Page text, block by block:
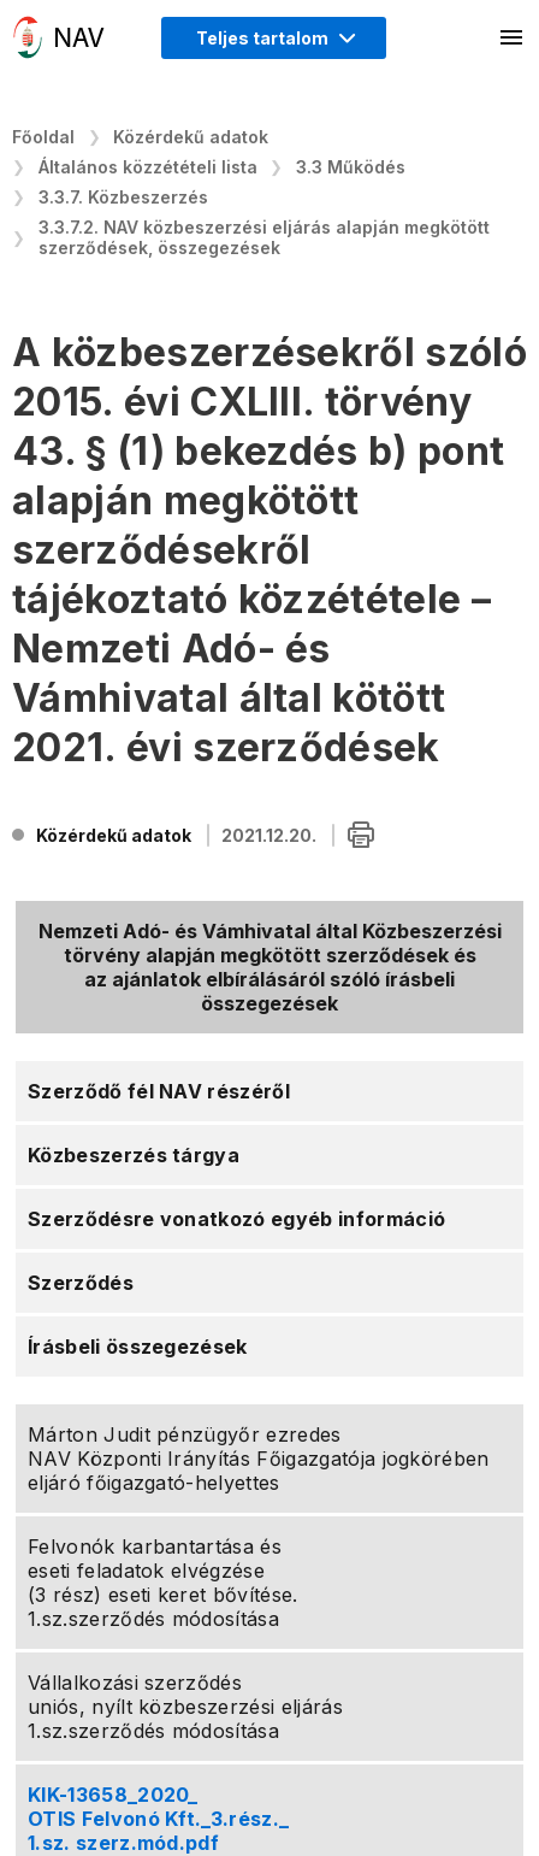
Teljes tartalom
Főoldal
Közérdekű adatok
Általános közzétételi lista
3.3 Működés
3.3.7. Közbeszerzés
3.3.7.2. NAV közbeszerzési eljárás alapján megkötött
szerződések, összegezések
A közbeszerzésekről szóló
2015. évi CXLIII. törvény
43. § (1) bekezdés b) pont
alapján megkötött
szerződésekről
tájékoztató közzététele –
Nemzeti Adó- és
Vámhivatal által kötött
2021. évi szerződések
Közérdekű adatok 2021.12.20.
Nemzeti Adó- és Vámhivatal által Közbeszerzési
törvény alapján megkötött szerződések és
az ajánlatok elbírálásáról szóló írásbeli
összegezések
Szerződő fél NAV részéről
Közbeszerzés tárgya
Szerződésre vonatkozó egyéb információ
Szerződés
Írásbeli összegezések
Márton Judit pénzügyőr ezredes
NAV Központi Irányítás Főigazgatója jogkörében
eljáró főigazgató-helyettes
Felvonók karbantartása és
eseti feladatok elvégzése
(3 rész) eseti keret bővítése.
1.sz.szerződés módosítása
Vállalkozási szerződés
uniós, nyílt közbeszerzési eljárás
1.sz.szerződés módosítása
KIK-13658_2020_
OTIS Felvonó Kft._3.rész._
1.sz. szerz.mód.pdf